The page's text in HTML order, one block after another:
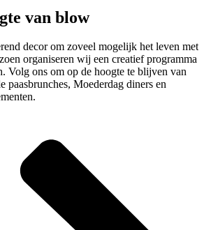
van blow
decor om zoveel mogelijk het leven met
organiseren wij een creatief programma
Volg ons om op de hoogte te blijven van
paasbrunches, Moederdag diners en